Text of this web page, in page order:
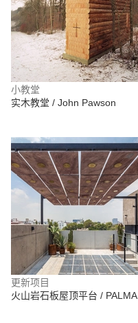
小教堂
实木教堂 / John Pawson
更新项目
火山岩石板屋顶平台 / PALMA